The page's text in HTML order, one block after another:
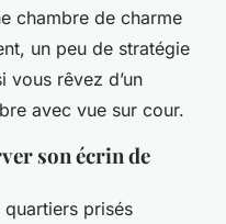
chambre de charme
un peu de stratégie
vous rêvez d’un
avec vue sur cour.
son écrin de
prisés